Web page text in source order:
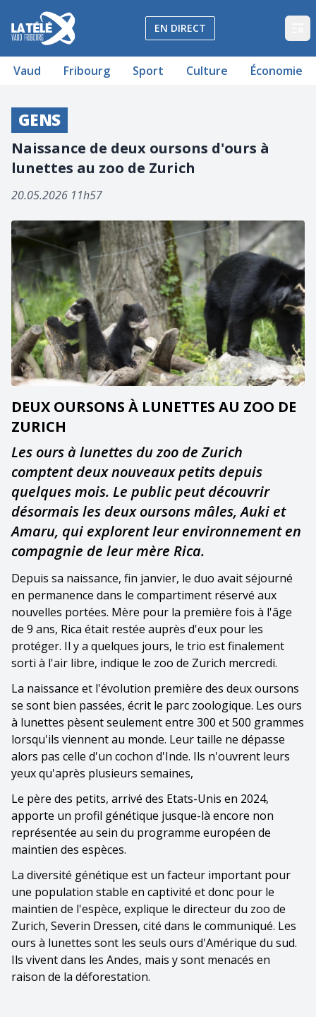
La Télé - Télévision régionale Vaud et Fribourg
EN DIRECT
Vaud Fribourg Sport Culture Économie
GENS
Naissance de deux oursons d'ours à
lunettes au zoo de Zurich
20.05.2026 11h57
DEUX OURSONS À LUNETTES AU ZOO DE
ZURICH
Les ours à lunettes du zoo de Zurich
comptent deux nouveaux petits depuis
quelques mois. Le public peut découvrir
désormais les deux oursons mâles, Auki et
Amaru, qui explorent leur environnement en
compagnie de leur mère Rica.
Depuis sa naissance, fin janvier, le duo avait séjourné
en permanence dans le compartiment réservé aux
nouvelles portées. Mère pour la première fois à l'âge
de 9 ans, Rica était restée auprès d'eux pour les
protéger. Il y a quelques jours, le trio est finalement
sorti à l'air libre, indique le zoo de Zurich mercredi.
La naissance et l'évolution première des deux oursons
se sont bien passées, écrit le parc zoologique. Les ours
à lunettes pèsent seulement entre 300 et 500 grammes
lorsqu'ils viennent au monde. Leur taille ne dépasse
alors pas celle d'un cochon d'Inde. Ils n'ouvrent leurs
yeux qu'après plusieurs semaines,
Le père des petits, arrivé des Etats-Unis en 2024,
apporte un profil génétique jusque-là encore non
représentée au sein du programme européen de
maintien des espèces.
La diversité génétique est un facteur important pour
une population stable en captivité et donc pour le
maintien de l'espèce, explique le directeur du zoo de
Zurich, Severin Dressen, cité dans le communiqué. Les
ours à lunettes sont les seuls ours d'Amérique du sud.
Ils vivent dans les Andes, mais y sont menacés en
raison de la déforestation.